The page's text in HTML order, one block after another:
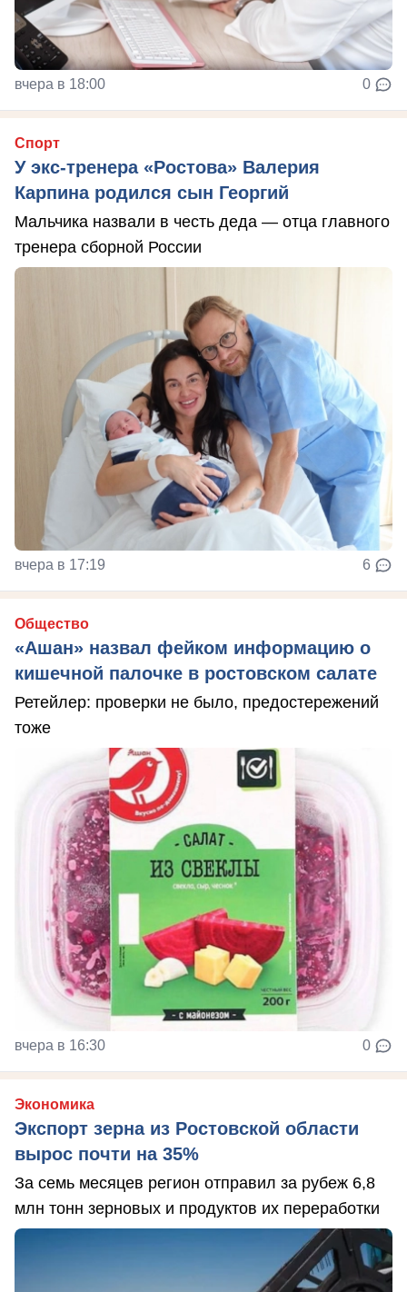
вчера в 18:00 0
Спорт
У экс-тренера «Ростова» Валерия
Карпина родился сын Георгий
Мальчика назвали в честь деда — отца главного
тренера сборной России
вчера в 17:19 6
Общество
«Ашан» назвал фейком информацию о
кишечной палочке в ростовском салате
Ретейлер: проверки не было, предостережений
тоже
вчера в 16:30 0
Экономика
Экспорт зерна из Ростовской области
вырос почти на 35%
За семь месяцев регион отправил за рубеж 6,8
млн тонн зерновых и продуктов их переработки